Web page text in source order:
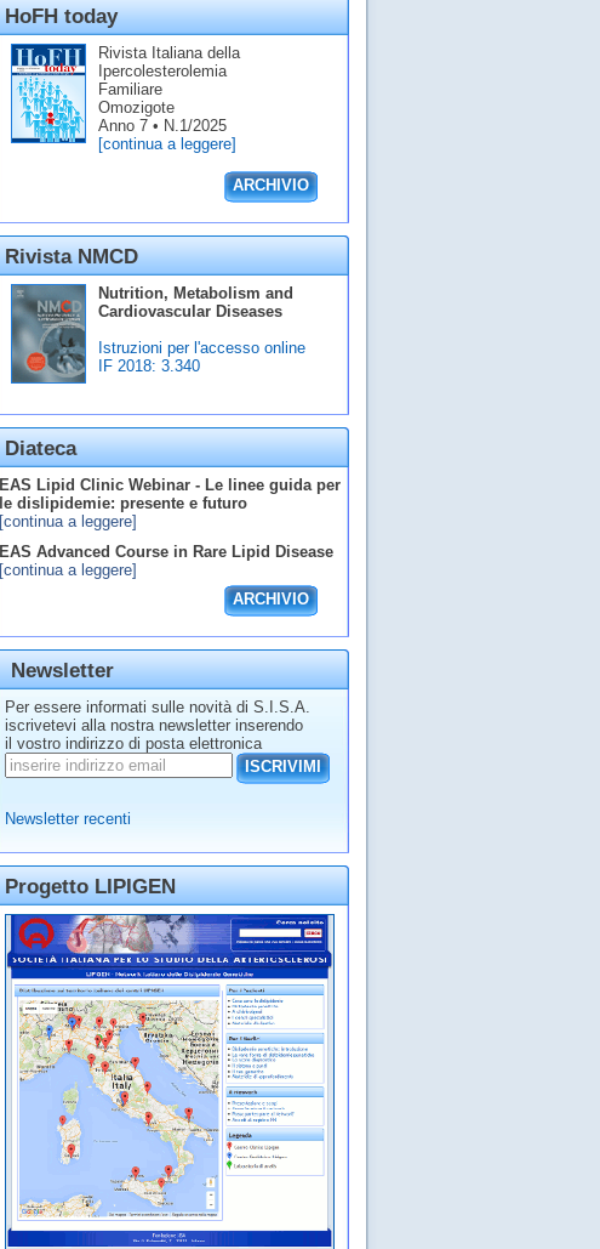
HoFH today
Rivista Italiana della
Ipercolesterolemia
Familiare
Omozigote
Anno 7 • N.1/2025
[continua a leggere]
ARCHIVIO
Rivista NMCD
Nutrition, Metabolism and
Cardiovascular Diseases
Istruzioni per l'accesso online
IF 2018: 3.340
Diateca
EAS Lipid Clinic Webinar - Le linee guida per
le dislipidemie: presente e futuro
[continua a leggere]
EAS Advanced Course in Rare Lipid Disease
[continua a leggere]
ARCHIVIO
Newsletter
Per essere informati sulle novità di S.I.S.A.
iscrivetevi alla nostra newsletter inserendo
il vostro indirizzo di posta elettronica
ISCRIVIMI
Newsletter recenti
Progetto LIPIGEN